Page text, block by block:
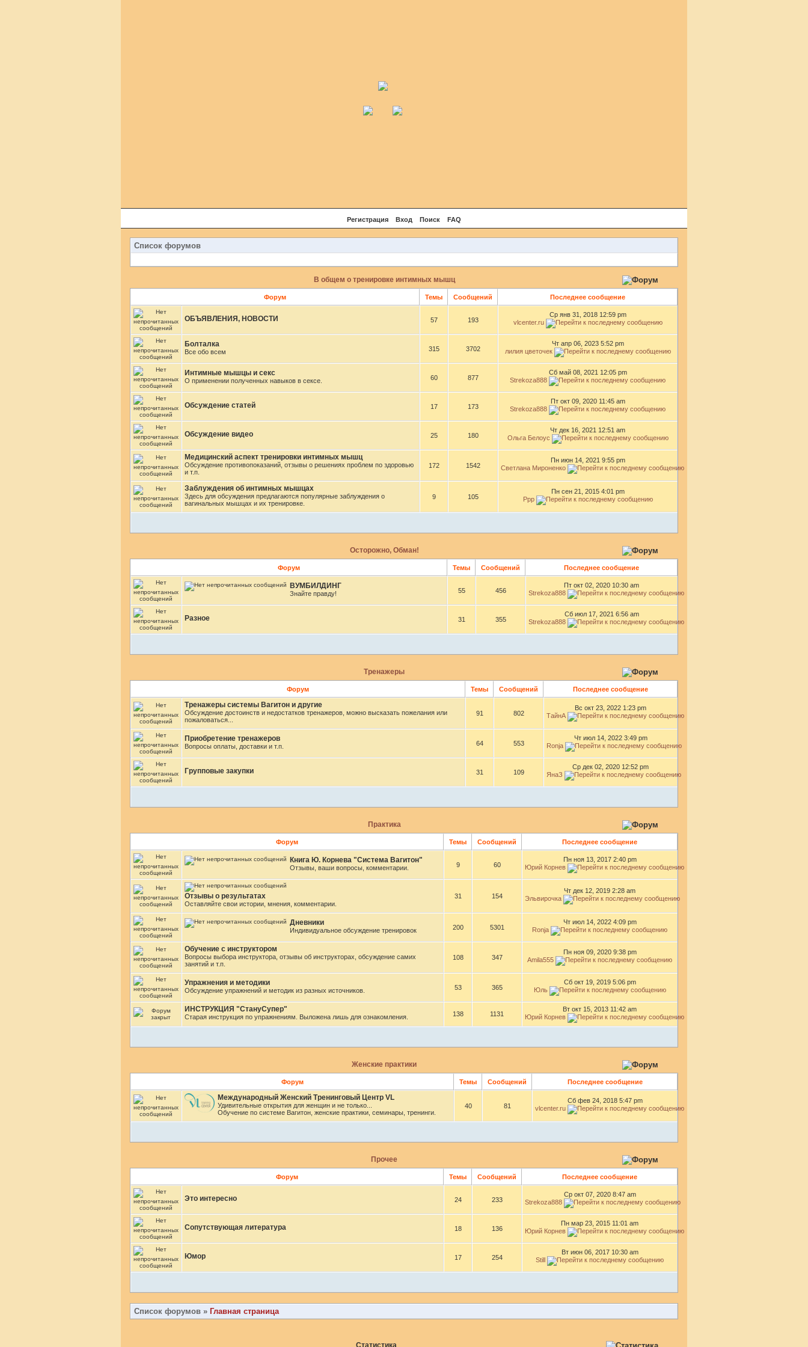
Регистрация Вход Поиск FAQ
Список форумов
В общем о тренировке интимных мышц
Форум Темы Сообщений Последнее сообщение
ОБЪЯВЛЕНИЯ, НОВОСТИ 57 193
Ср янв 31, 2018 12:59 pm
vlcenter.ru
Болталка
Все обо всем 315 3702
Чт апр 06, 2023 5:52 pm
лилия цветочек
Интимные мышцы и секс
О применении полученных навыков в сексе. 60 877
Сб май 08, 2021 12:05 pm
Strekoza888
Обсуждение статей 17 173
Пт окт 09, 2020 11:45 am
Strekoza888
Обсуждение видео 25 180
Чт дек 16, 2021 12:51 am
Ольга Белоус
Медицинский аспект тренировки интимных мышц
Обсуждение противопоказаний, отзывы о решениях проблем по здоровью
и т.п.
172 1542
Пн июн 14, 2021 9:55 pm
Светлана Мироненко
Заблуждения об интимных мышцах
Здесь для обсуждения предлагаются популярные заблуждения о
вагинальных мышцах и их тренировке.
9 105
Пн сен 21, 2015 4:01 pm
Ррр
Осторожно, Обман!
Форум Темы Сообщений Последнее сообщение
ВУМБИЛДИНГ
Знайте правду! 55 456
Пт окт 02, 2020 10:30 am
Strekoza888
Разное 31 355
Сб июл 17, 2021 6:56 am
Strekoza888
Тренажеры
Форум Темы Сообщений Последнее сообщение
Тренажеры системы Вагитон и другие
Обсуждение достоинств и недостатков тренажеров, можно высказать пожелания или
пожаловаться...
91 802
Вс окт 23, 2022 1:23 pm
ТайнА
Приобретение тренажеров
Вопросы оплаты, доставки и т.п. 64 553
Чт июл 14, 2022 3:49 pm
Ronja
Групповые закупки 31 109
Ср дек 02, 2020 12:52 pm
ЯнаЗ
Практика
Форум Темы Сообщений Последнее сообщение
Книга Ю. Корнева "Система Вагитон"
Отзывы, ваши вопросы, комментарии. 9 60
Пн ноя 13, 2017 2:40 pm
Юрий Корнев
Отзывы о результатах
Оставляйте свои истории, мнения, комментарии.
31 154
Чт дек 12, 2019 2:28 am
Эльвирочка
Дневники
Индивидуальное обсуждение тренировок 200 5301
Чт июл 14, 2022 4:09 pm
Ronja
Обучение с инструктором
Вопросы выбора инструктора, отзывы об инструкторах, обсуждение самих
занятий и т.п.
108 347
Пн ноя 09, 2020 9:38 pm
Amila555
Упражнения и методики
Обсуждение упражнений и методик из разных источников. 53 365
Сб окт 19, 2019 5:06 pm
Юль
ИНСТРУКЦИЯ "СтануСупер"
Старая инструкция по упражнениям. Выложена лишь для ознакомления. 138 1131
Вт окт 15, 2013 11:42 am
Юрий Корнев
Женские практики
Форум Темы Сообщений Последнее сообщение
Международный Женский Тренинговый Центр VL
Удивительные открытия для женщин и не только...
Обучение по системе Вагитон, женские практики, семинары, тренинги.
40 81
Сб фев 24, 2018 5:47 pm
vlcenter.ru
Прочее
Форум Темы Сообщений Последнее сообщение
Это интересно 24 233
Ср окт 07, 2020 8:47 am
Strekoza888
Сопутствующая литература 18 136
Пн мар 23, 2015 11:01 am
Юрий Корнев
Юмор 17 254
Вт июн 06, 2017 10:30 am
Still
Список форумов » Главная страница
Статистика